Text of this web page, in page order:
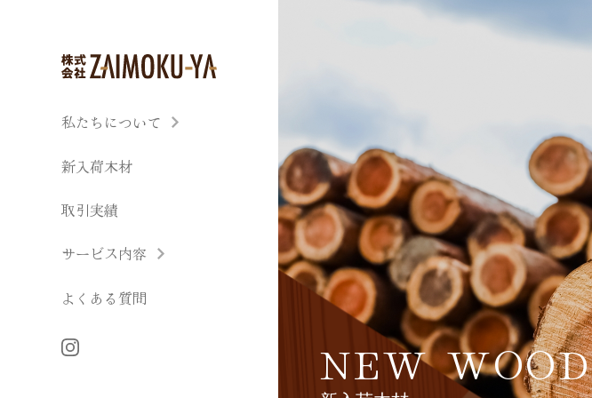
私たちについて
新入荷木材
取引実績
サービス内容
よくある質問
NEW WOOD